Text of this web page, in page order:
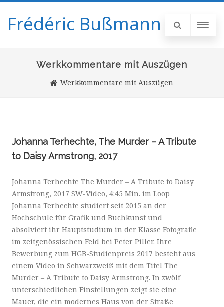
Frédéric Bußmann
Werkkommentare mit Auszügen
Werkkommentare mit Auszügen
Johanna Terhechte, The Murder – A Tribute
to Daisy Armstrong, 2017
Johanna Terhechte The Murder – A Tribute to Daisy
Armstrong, 2017 SW-Video, 4:45 Min. im Loop
Johanna Terhechte studiert seit 2015 an der
Hochschule für Grafik und Buchkunst und
absolviert ihr Hauptstudium in der Klasse Fotografie
im zeitgenössischen Feld bei Peter Piller. Ihre
Bewerbung zum HGB-Studienpreis 2017 besteht aus
einem Video in Schwarzweiß mit dem Titel The
Murder – A Tribute to Daisy Armstrong. In zwölf
unterschiedlichen Einstellungen zeigt sie eine
Mauer, die ein modernes Haus von der Straße